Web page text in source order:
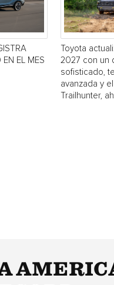
EL MES
Toyota
2027 con un
sofisticado,
avanzada y
Trailhunter,